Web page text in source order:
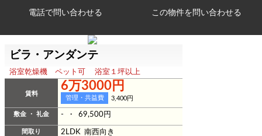
電話で問い合わせる
ビラ・アンダンテ
浴室乾燥機 ペット可 浴室１坪以上
賃料
6万3000円
管理・共益費 3,400円
敷金 ・ 礼金 - ・ 69,500円
間取り 2LDK 南西向き